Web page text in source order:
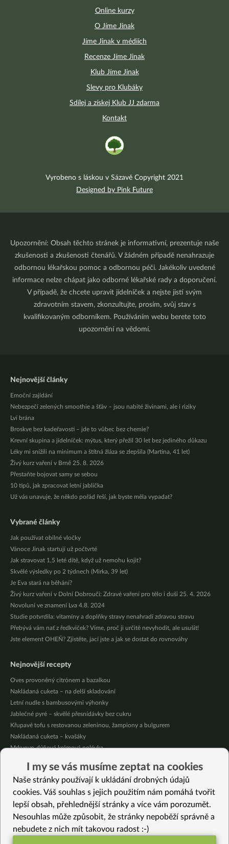
Online kurzy
O Jíme Jinak
Jíme Jinak v médiích
Recenze Jíme Jinak
Klub Jíme Jinak
Slevy pro Klubáky
Sdílej a získej Klub JJ zdarma
Kontakt
Vyrobeno s láskou v Sázavě Copyright 2021
Designed by Pink Future
Upozornění: Obsah těchto stránek je informativní, prezentuje naše
zkušenosti a zkušenosti čtenářů. V žádném případě nenahrazuje
odbornou lékařskou pomoc a odbornou péči. Jakékoliv uvedené
informace nelze chápat jako odborné lékařské rady a doporučení.
V případě, že chcete upravit jídelníček a nejste jistí svým
zdravotním stavem, zkonzultujte, prosím, svůj stav s
kvalifikovaným odborníkem. Používáním webu berete toto
upozornění na vědomí.
Nejnovější články
Emoční zajídání
Nebezpečí zelených smoothie a šťáv – jsou nabité živinami, ale i riziky
Lví brána
Broskve bez kadeřavosti – jde to vůbec bez chemie?
Krevní skupina a jídelníček: mýtus, který přežil 30 let bez jediného důkazu
Léky mi snížili na minimum a štítná žláza se zlepšila (Martina, 41 let)
Živý kurz vaření v Brně 25. 8. 2026
Přestaňte bojovat samy se sebou
10 tipů, jak zpracovat letní jablíčka
Už vás unavuje, že někdo pořád řeší, jak byste měla vypadat?
Vybrané články
Jak používat obilné vločky
Vánoce Jinak startují už počtvrté
Jak stravovat 1,5 leté dítě, když už nemohu kojit?
Skvělé výsledky po 2 týdnech (Mirka, 39 let)
Je Eva stará na běhání?
Živý kurz vaření v Dolní Dobrouči: Zdravé vaření pro tělo i duši 25. 4. 2026
Novoluní ve znamení Lva 4.8. 2024
Studie potvrdila: vitamíny a doplňky stravy nenahradí zdravou stravu
Přebývá vám nať z ředkviček? Víme, proč ji určitě nevyhodit, ale usušit!
Jste element OHEŇ? Zjistěte, jací jste a jak se dostat do rovnováhy
Nejnovější recepty
Oves provoněný citrónem a bazalkou
Nakládaná cuketa – na delší skladování
Letní nudle s bambusovými výhonky
Jablečné pyré – skvělé přesnídávky bez cukru
Křupavé tofu s restovanou zeleninou, žampiony a bulgurem
Nakládaná cuketa – kvašáky
Mrkvovo-dýňová krémová polévka
Osvěžující čaj s citronovými bylinkami
Nepečený jablečný dort s rybízem
Vybrané recepty
Hruškové pyré se zázvorem a skořicí
I my se vás musíme zeptat na cookies
Naše stránky používají k ukládání drobných údajů
cookies. Váš souhlas s jejich použitím nám pomáhá tvořit
lepší obsah, přehlednější stránky a více vám porozumět.
Nesouhlas může způsobit, že stránky nepoběží správně a
nebudete z nich mít takovou radost :-)